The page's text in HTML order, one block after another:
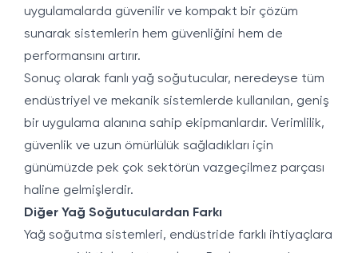
uygulamalarda güvenilir ve kompakt bir çözüm
sunarak sistemlerin hem güvenliğini hem de
performansını artırır.
Sonuç olarak fanlı yağ soğutucular, neredeyse tüm
endüstriyel ve mekanik sistemlerde kullanılan, geniş
bir uygulama alanına sahip ekipmanlardır. Verimlilik,
güvenlik ve uzun ömürlülük sağladıkları için
günümüzde pek çok sektörün vazgeçilmez parçası
haline gelmişlerdir.
Diğer Yağ Soğutuculardan Farkı
Yağ soğutma sistemleri, endüstride farklı ihtiyaçlara